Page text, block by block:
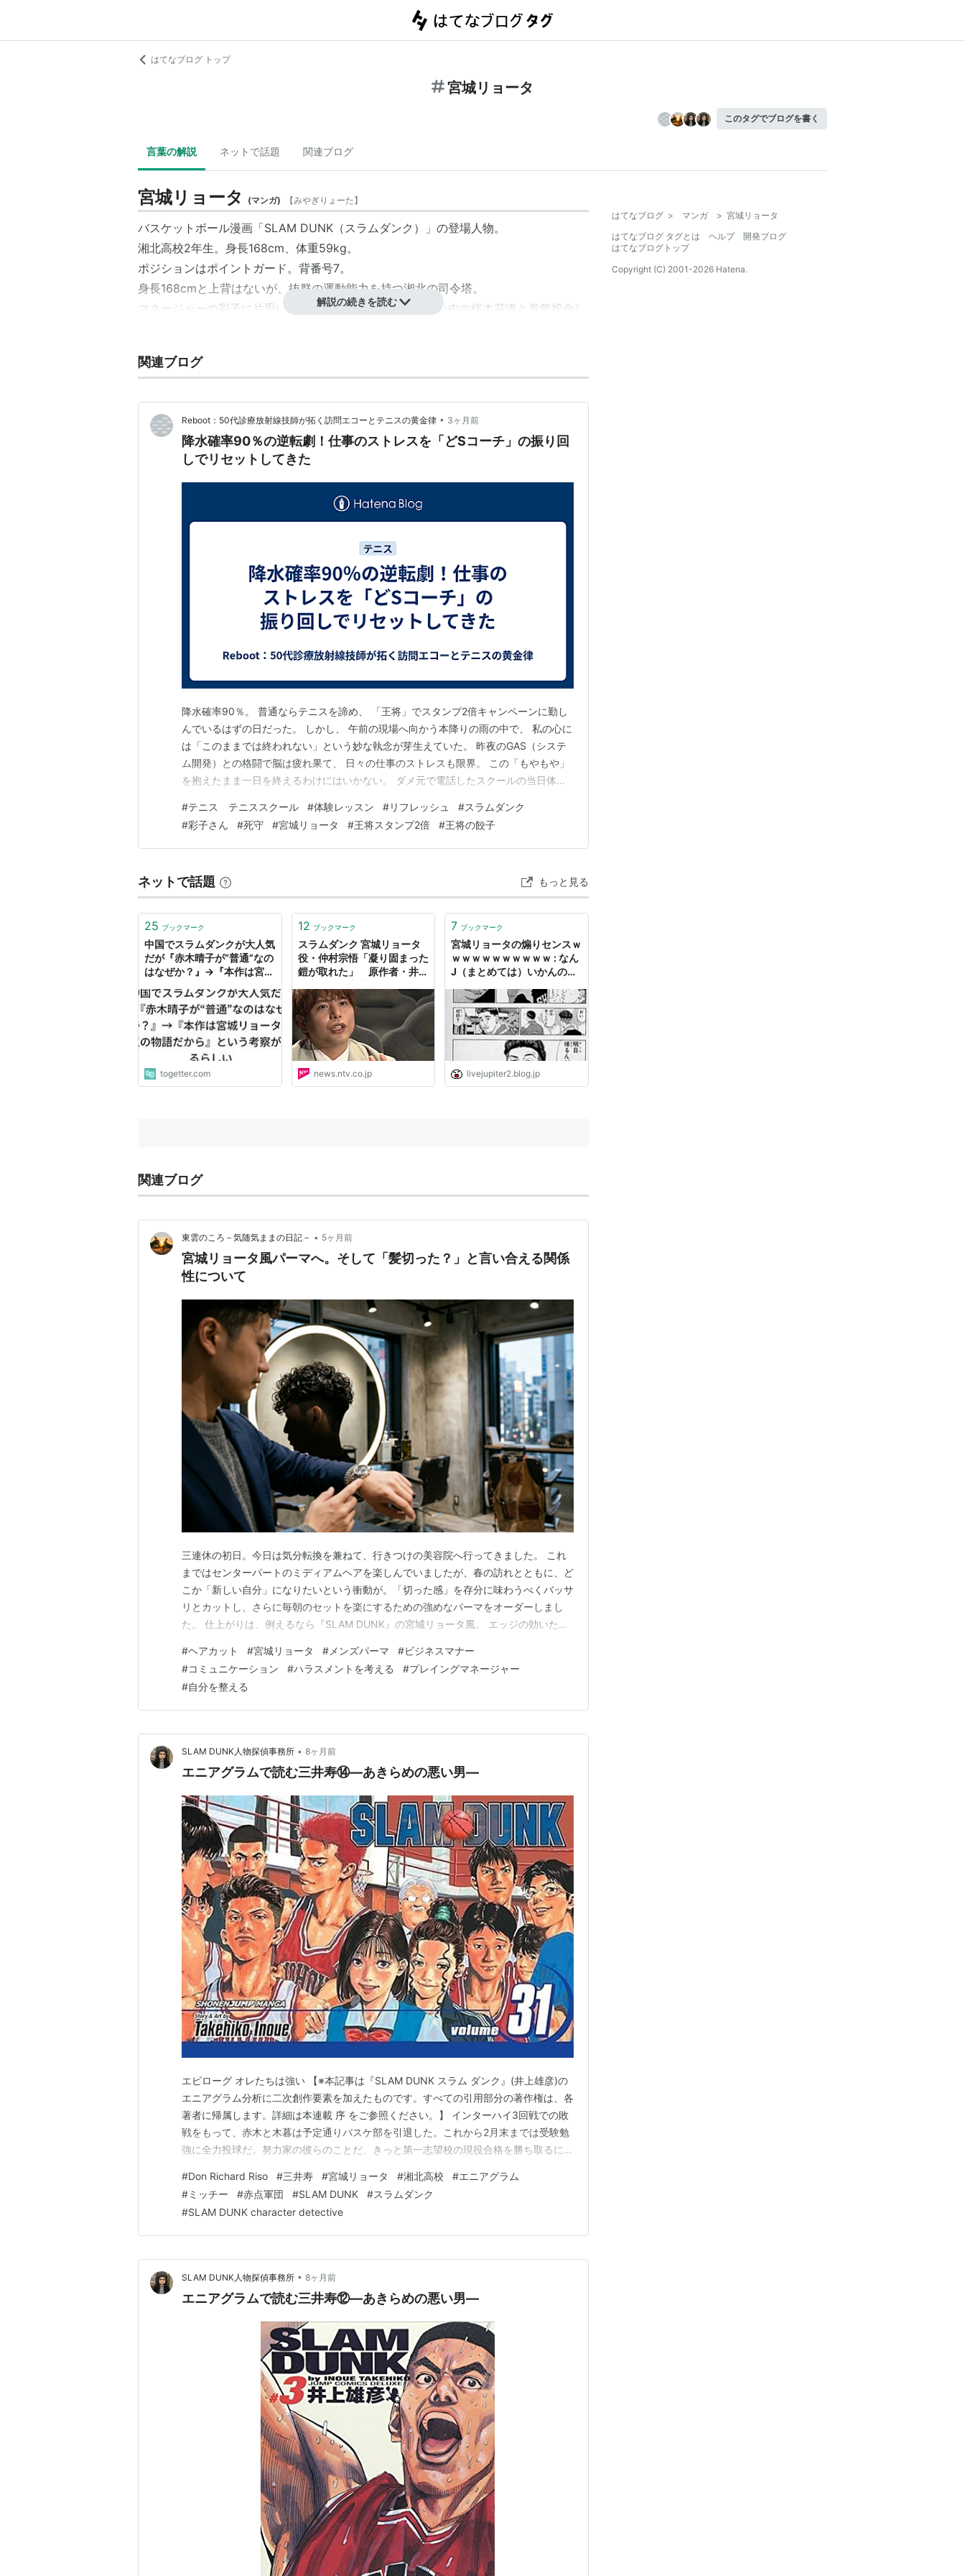
はてなブログ トップ
宮城リョータ
このタグでブログを書く
言葉の解説 ネットで話題 関連ブログ
宮城リョータ (マンガ) 【みやぎりょーた】
バスケットボール漫画「SLAM DUNK （スラムダンク）」の登場人物。
湘北高校2年生。身長168cm、体重59kg。
ポジションはポイントガード。背番号7。
身長168cmと上背はないが、抜群の運動能力を持つ湘北の司令塔。
マネージャーの彩子に片思いしており、同じく晴子に片思い中の桜木花道と意気投合し
アニメでの声優は
解説の続きを読む
関連ブログ
Reboot：50代診療放射線技師が拓く訪問エコーとテニスの黄金律 • 3ヶ月前
降水確率90％の逆転劇！仕事のストレスを「どSコーチ」の振り回
しでリセットしてきた
降水確率90％。 普通ならテニスを諦め、 「王将」でスタンプ2倍キャンペーンに勤し
んでいるはずの日だった。 しかし、 午前の現場へ向かう本降りの雨の中で、 私の心に
は「このままでは終われない」という妙な執念が芽生えていた。 昨夜のGAS（システ
ム開発）との格闘で脳は疲れ果て、 日々の仕事のストレスも限界。 この「もやもや」
を抱えたまま一日を終えるわけにはいかない。 ダメ元で電話したスクールの当日体
迷いと、当日予約の「体験レッスン」 〇〇さんにはちょっとレベルが下になるクラス
かもしれません それでも、今日は体を動か…
#テニス テニススクール #体験レッスン #リフレッシュ #スラムダンク
#彩子さん #死守 #宮城リョータ #王将スタンプ2倍 #王将の餃子
ネットで話題 もっと見る
25 ブックマーク
中国でスラムダンクが大人気
だが『赤木晴子が“普通”なの
はなぜか？』→『本作は宮城
という考察があるらしい
togetter.com
12 ブックマーク
スラムダンク 宮城リョータ
役・仲村宗悟「凝り固まった
鎧が取れた」 原作者・井上
月16日掲載）｜日テレ
NEWS NNN
news.ntv.co.jp
7 ブックマーク
宮城リョータの煽りセンスｗ
ｗｗｗｗｗｗｗｗｗｗ : なん
J（まとめては）いかんの
livejupiter2.blog.jp
関連ブログ
東雲のころ－気随気ままの日記－ • 5ヶ月前
宮城リョータ風パーマへ。そして「髪切った？」と言い合える関係
性について
三連休の初日。今日は気分転換を兼ねて、行きつけの美容院へ行ってきました。 これ
まではセンターパートのミディアムヘアを楽しんでいましたが、春の訪れとともに、ど
こか「新しい自分」になりたいという衝動が。「切った感」を存分に味わうべくバッサ
リとカットし、さらに毎朝のセットを楽にするための強めなパーマをオーダーしまし
た。 仕上がりは、例えるなら『SLAM DUNK』の宮城リョータ風。 エッジの効いたス
で出社するのが今から楽しみです。 「髪切った？」がタブーになる寂しさ さて、髪型
を変えると、職場の反応も気になるところですが……
#ヘアカット #宮城リョータ # メンズパーマ #ビジネスマナー
#コミュニケーション #ハラスメントを考える #プレイングマネージャー
#自分を整える
SLAM DUNK人物探偵事務所 • 8ヶ月前
エニアグラムで読む三井寿⑭—あきらめの悪い男—
エピローグ オレたちは強い 【※本記事は『SLAM DUNK スラム ダンク』(井上雄彦)の
エニアグラム分析に二次創作要素を加えたものです。すべての引用部分の著作権は、各
著者に帰属します。詳細は本連載 序 をご参照ください。】 インターハイ3回戦での敗
戦をもって、赤木と木暮は予定通りバスケ部を引退した。これから2月末までは受験勉
強に全力投球だ。努力家の彼らのことだ、きっと第一志望校の現役合格を勝ち取るに違
川代表の座を勝ち取って、そこでの活躍でスポーツ推薦を狙う。「赤点軍団」の彼は、
そちらの方が学力勝負よりも勝算があり…
#Don Richard Riso #三井寿 #宮城リョータ #湘北高校 #エニアグラム
#ミッチー #赤点軍団 #SLAM DUNK #スラムダンク
#SLAM DUNK character detective
SLAM DUNK人物探偵事務所 • 8ヶ月前
エニアグラムで読む三井寿⑫—あきらめの悪い男—
はてなブログ > マンガ > 宮城リョータ
はてなブログ タグとは
ヘルプ
開発ブログ
はてなブログトップ
Copyright (C) 2001-2026 Hatena.